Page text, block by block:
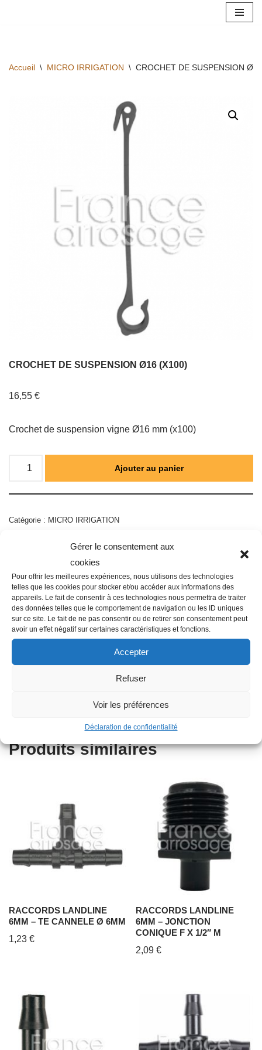
Gérer le consentement aux
cookies
Pour offrir les meilleures expériences, nous utilisons des technologies
telles que les cookies pour stocker et/ou accéder aux informations des
appareils. Le fait de consentir à ces technologies nous permettra de traiter
des données telles que le comportement de navigation ou les ID uniques
sur ce site. Le fait de ne pas consentir ou de retirer son consentement peut
avoir un effet négatif sur certaines caractéristiques et fonctions.
Accepter
Refuser
Voir les préférences
Déclaration de confidentialité
contenu
Accueil \ MICRO IRRIGATION \ CROCHET DE SUSPENSION
CROCHET DE SUSPENSION Ø16 (X100)
16,55 €
Crochet de suspension vigne Ø16 mm (x100)
Ajouter au panier
Catégorie : MICRO IRRIGATION
Description
Famille : K09
Diamètre : 16 mm
Hauteur en cm : 15
Diamètre nominal : 16 mm
Produits similaires
RACCORDS LANDLINE
6MM – TE CANNELE Ø 6MM
1,23 €
RACCORDS LANDLINE
6MM – JONCTION
CONIQUE F X 1/2″ M
2,09€